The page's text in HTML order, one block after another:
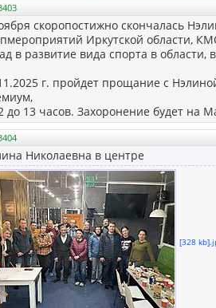
скоропостижно скончалась
Иркутской области,
в развитие вида спорта в
г. пройдет прощание с
до 13 часов. Захоронение будет на
Николаевна в центре
[328